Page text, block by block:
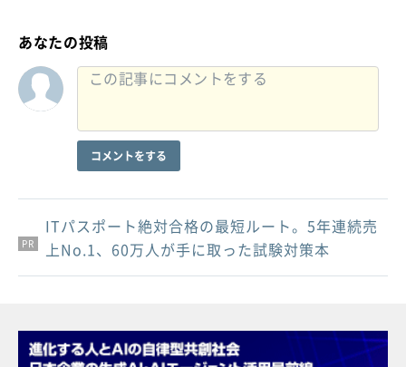
あなたの投稿
コメントをする
PR
PR
PR
ITパスポート絶対合格の最短ルート。5年連続売
上No.1、60万人が手に取った試験対策本